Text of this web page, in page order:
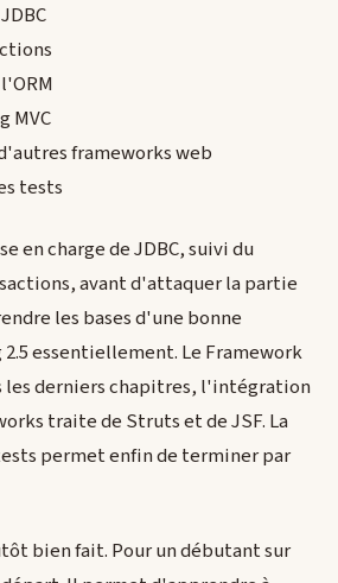
MVC
frameworks web
tests
en charge de JDBC, suivi du
avant d'attaquer la partie
les bases d'une bonne
essentiellement. Le Framework
les derniers chapitres, l'intégration
traite de Struts et de JSF. La
permet enfin de terminer par
bien fait. Pour un débutant sur